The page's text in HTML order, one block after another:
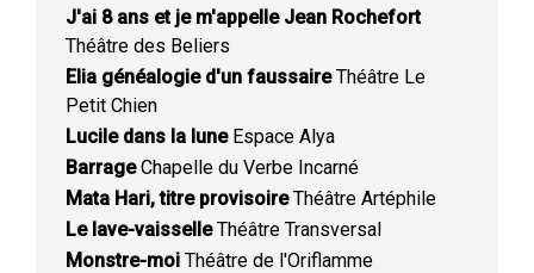
J'ai 8 ans et je m'appelle Jean Rochefort
Théâtre des Beliers
Elia généalogie d'un faussaireThéâtre Le
Petit Chien
Lucile dans la luneEspace Alya
BarrageChapelle du Verbe Incarné
Mata Hari, titre provisoireThéâtre Artéphile
Le lave-vaisselleThéâtre Transversal
Monstre-moi Théâtre de l'Oriflamme